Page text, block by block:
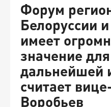
Форум
Белоруссии
имеет
значение для
дальнейшей
считает
Воробьев